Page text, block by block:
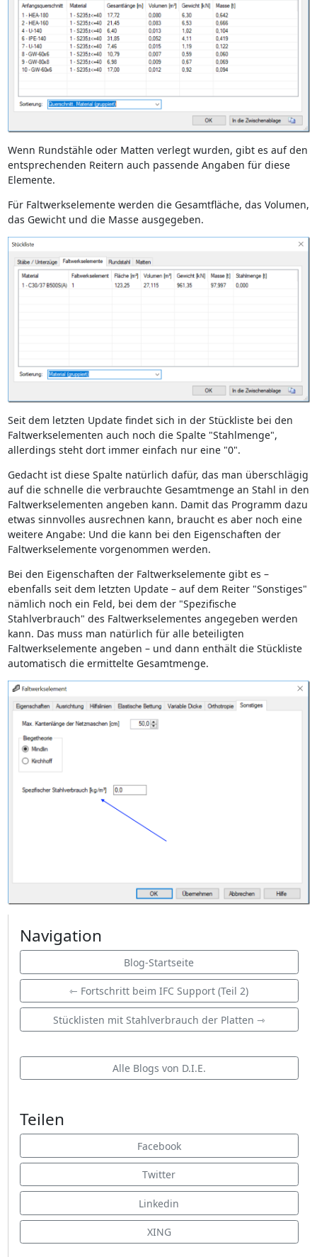
Wenn Rundstähle oder Matten verlegt wurden, gibt es auf den
entsprechenden Reitern auch passende Angaben für diese
Elemente.
Für Faltwerkselemente werden die Gesamtfläche, das Volumen,
das Gewicht und die Masse ausgegeben.
Seit dem letzten Update findet sich in der Stückliste bei den
Faltwerkselementen auch noch die Spalte "Stahlmenge",
allerdings steht dort immer einfach nur eine "0".
Gedacht ist diese Spalte natürlich dafür, das man überschlägig
auf die schnelle die verbrauchte Gesamtmenge an Stahl in den
Faltwerkselementen angeben kann. Damit das Programm dazu
etwas sinnvolles ausrechnen kann, braucht es aber noch eine
weitere Angabe: Und die kann bei den Eigenschaften der
Faltwerkselemente vorgenommen werden.
Bei den Eigenschaften der Faltwerkselemente gibt es –
ebenfalls seit dem letzten Update – auf dem Reiter "Sonstiges"
nämlich noch ein Feld, bei dem der "Spezifische
Stahlverbrauch" des Faltwerkselementes angegeben werden
kann. Das muss man natürlich für alle beteiligten
Faltwerkselemente angeben – und dann enthält die Stückliste
automatisch die ermittelte Gesamtmenge.
Navigation
Blog-Startseite
⇽ Fortschritt beim IFC Support (Teil 2)
Stücklisten mit Stahlverbrauch der Platten ⇾
Alle Blogs von D.I.E.
Teilen
Facebook
Twitter
Linkedin
XING